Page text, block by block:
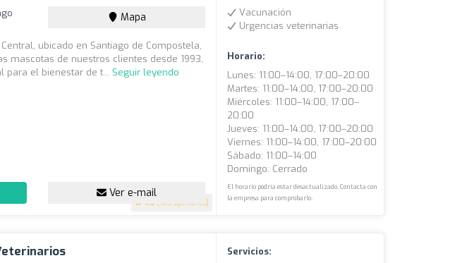
4.5 (105 opiniones)
Mapa
ubicado en Santiago de Compostela,
mascotas de nuestros clientes desde 1993,
para el bienestar de t... Seguir leyendo
Ver e-mail
Vacunación
Urgencias veterinarias
Horario:
Lunes: 11:00–14:00, 17:00–20:00
Martes: 11:00–14:00, 17:00–20:00
Miércoles: 11:00–14:00, 17:00–
20:00
Jueves: 11:00–14:00, 17:00–20:00
Viernes: 11:00–14:00, 17:00–20:00
Sábado: 11:00–14:00
Domingo: Cerrado
El horario podría estar desactualizado. Contacta con
la empresa para comprobarlo.
Servicios: